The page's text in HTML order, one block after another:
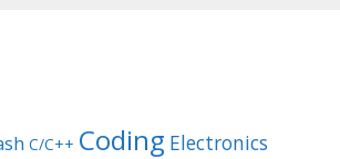
C/C++ Coding Electronics